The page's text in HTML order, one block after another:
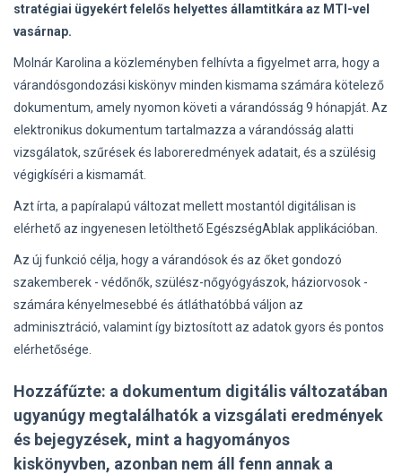
stratégiai ügyekért felelős helyettes államtitkára az MTI-vel
vasárnap.
Molnár Karolina a közleményben felhívta a figyelmet arra, hogy a
várandósgondozási kiskönyv minden kismama számára kötelező
dokumentum, amely nyomon követi a várandósság 9 hónapját. Az
elektronikus dokumentum tartalmazza a várandósság alatti
vizsgálatok, szűrések és laboreredmények adatait, és a szülésig
végigkíséri a kismamát.
Azt írta, a papíralapú változat mellett mostantól digitálisan is
elérhető az ingyenesen letölthető EgészségAblak applikációban.
Az új funkció célja, hogy a várandósok és az őket gondozó
szakemberek - védőnők, szülész-nőgyógyászok, háziorvosok -
számára kényelmesebbé és átláthatóbbá váljon az
adminisztráció, valamint így biztosított az adatok gyors és pontos
elérhetősége.
Hozzáfűzte: a dokumentum digitális változatában
ugyanúgy megtalálhatók a vizsgálati eredmények
és bejegyzések, mint a hagyományos
kiskönyvben, azonban nem áll fenn annak a